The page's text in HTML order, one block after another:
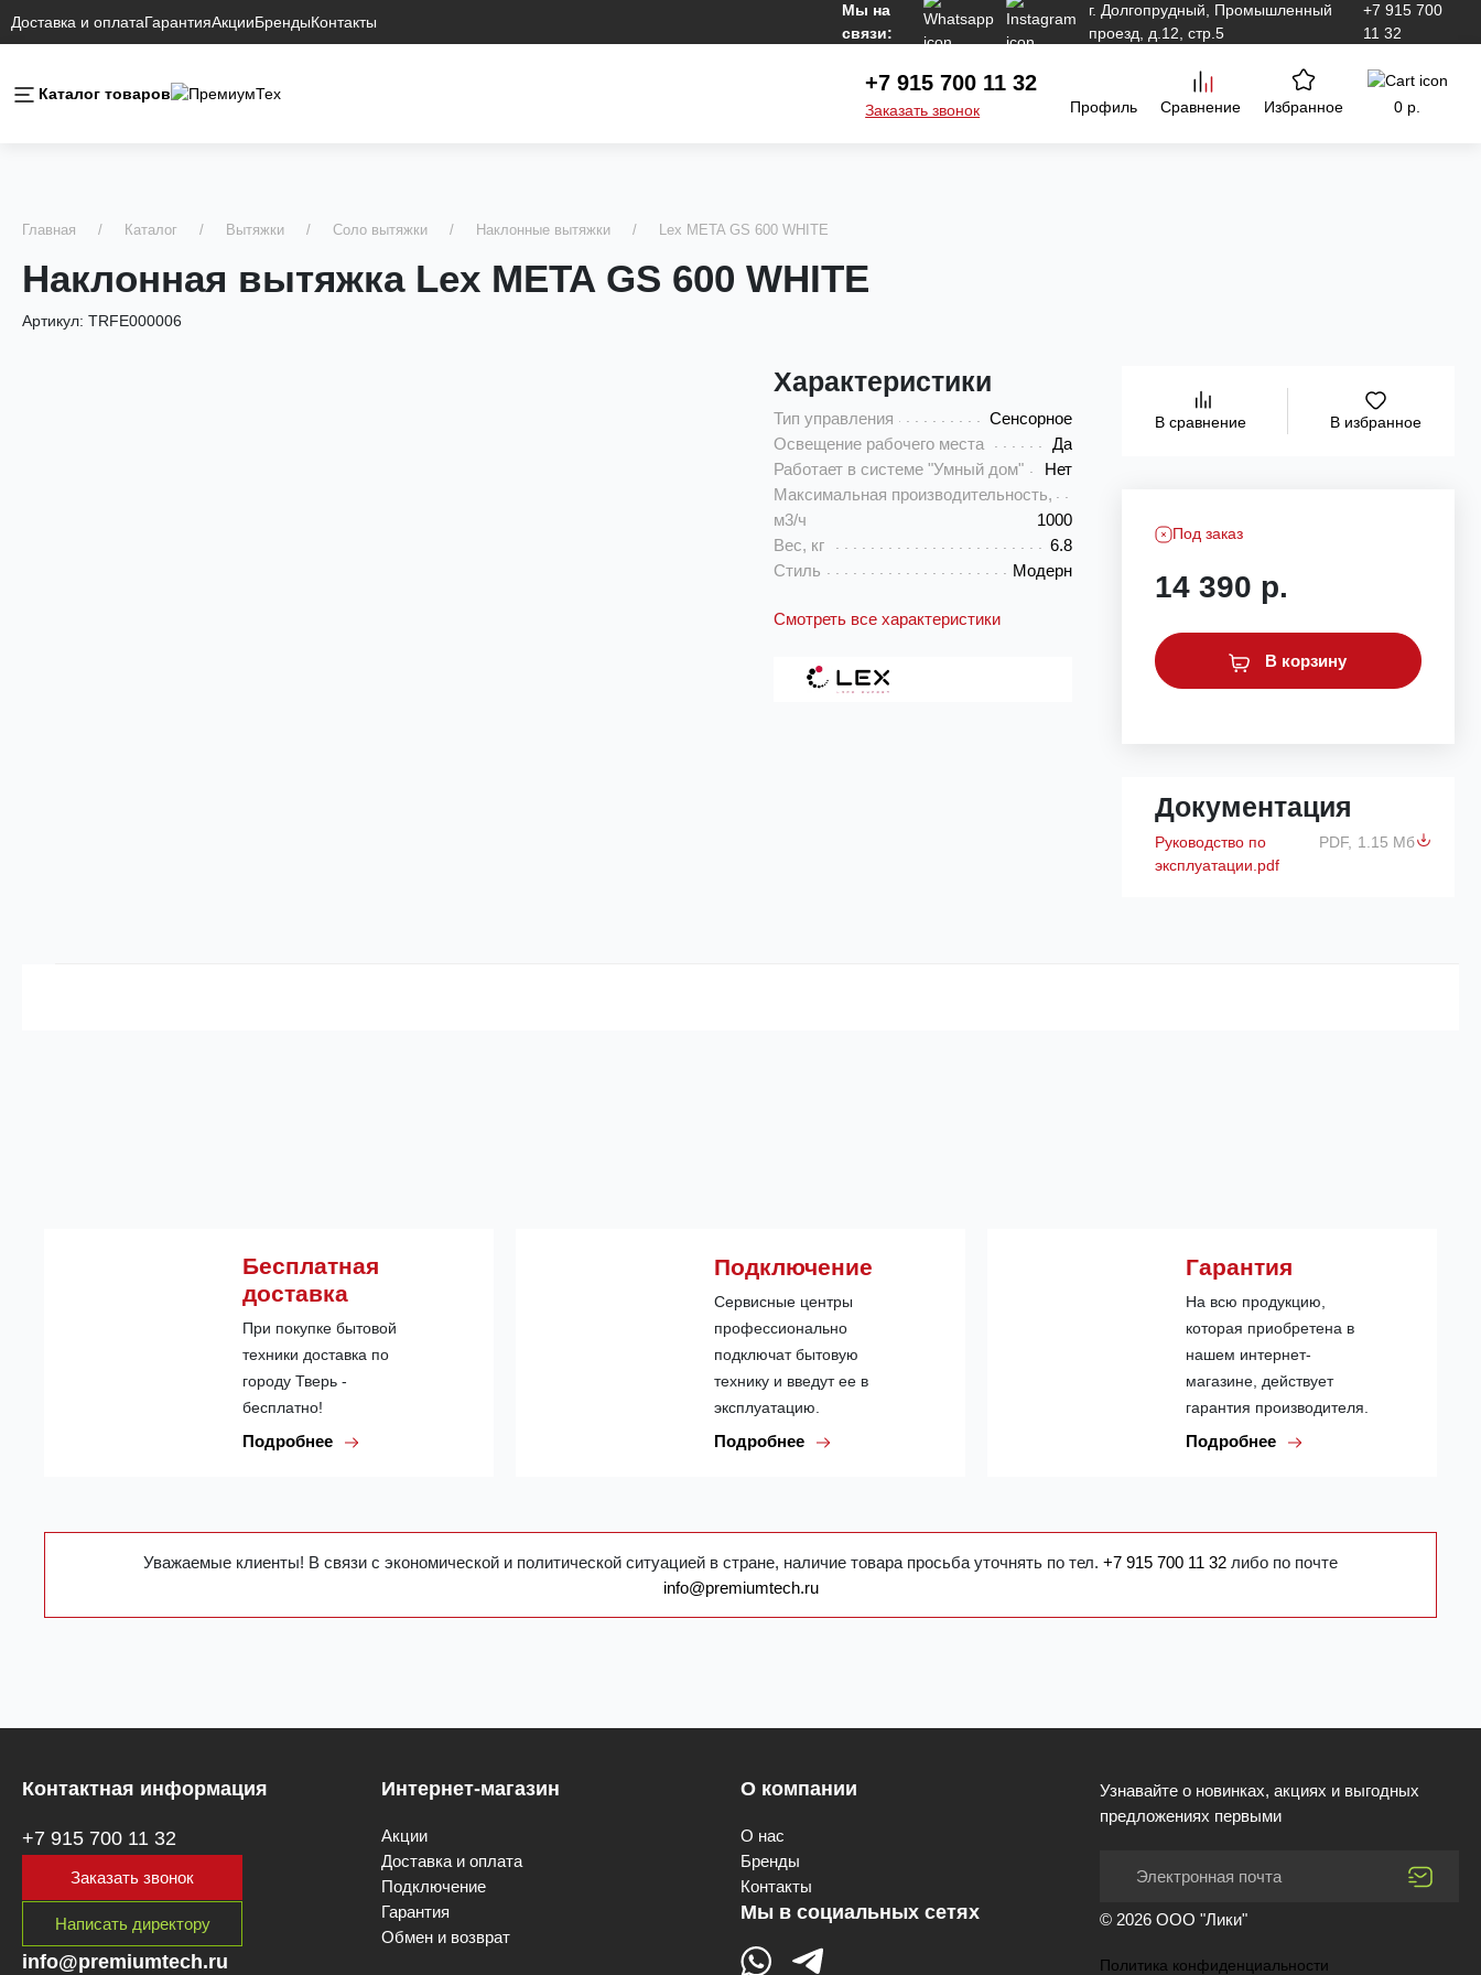
Доставка и оплатаГарантияАкцииБрендыКонтакты
Мы на
связи:
г. Долгопрудный, Промышленный
проезд, д.12, стр.5
+7 915 700
11 32
Каталог товаров +7 915 700 11 32
Заказать звонок Профиль Сравнение Избранное 0 р.
Главная Каталог Вытяжки Соло вытяжки Наклонные вытяжки Lex META GS 600 WHITE
Наклонная вытяжка Lex META GS 600 WHITE
Артикул: TRFE000006
Характеристики
Тип управления
Сенсорное
Освещение рабочего места
Да
Работает в системе "Умный дом"
Нет
Максимальная производительность,
м3/ч
1000
Вес, кг
6.8
Стиль
Модерн
Смотреть все характеристики
В сравнение В избранное
Под заказ
14 390 р.
В корзину
Документация
Руководство по
эксплуатации.pdf
PDF, 1.15 Мб
Бесплатная
доставка
При покупке бытовой
техники доставка по
городу Тверь -
бесплатно!
Подробнее
Подключение
Сервисные центры
профессионально
подключат бытовую
технику и введут ее в
эксплуатацию.
Подробнее
Гарантия
На всю продукцию,
которая приобретена в
нашем интернет-
магазине, действует
гарантия производителя.
Подробнее
Уважаемые клиенты! В связи с экономической и политической ситуацией в стране, наличие товара просьба уточнять по тел. +7 915 700 11 32 либо по почте
info@premiumtech.ru
Контактная информация
+7 915 700 11 32
Заказать звонок
Написать директору
info@premiumtech.ru
Интернет-магазин
Акции
Доставка и оплата
Подключение
Гарантия
Обмен и возврат
О компании
О нас
Бренды
Контакты
Мы в социальных сетях
Узнавайте о новинках, акциях и выгодных
предложениях первыми
© 2026 ООО "Лики"
Политика конфиденциальности